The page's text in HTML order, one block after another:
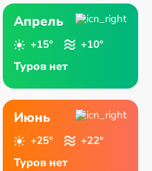
Апрель
+15° +10°
Туров нет
Июнь
+25° +22°
Туров нет